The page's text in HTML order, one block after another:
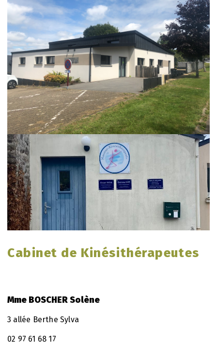
Cabinet de Kinésithérapeutes
Mme BOSCHER Solène
3 allée Berthe Sylva
02 97 61 68 17